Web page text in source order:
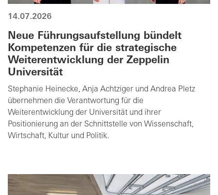
14.07.2026
Neue Führungsaufstellung bündelt
Kompetenzen für die strategische
Weiterentwicklung der Zeppelin
Universität
Stephanie Heinecke, Anja Achtziger und Andrea Pletz
übernehmen die Verantwortung für die
Weiterentwicklung der Universität und ihrer
Positionierung an der Schnittstelle von Wissenschaft,
Wirtschaft, Kultur und Politik.